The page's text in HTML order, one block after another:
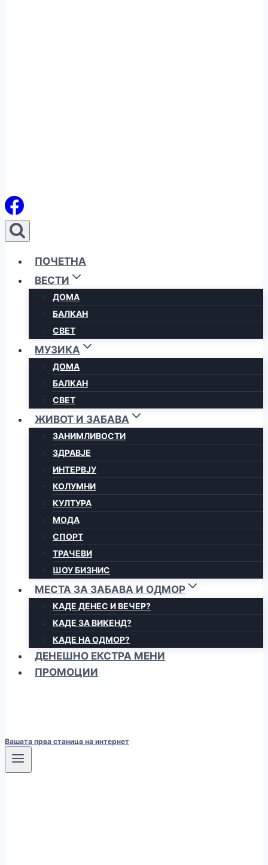
ПОЧЕТНА
ВЕСТИ
ДОМА
БАЛКАН
СВЕТ
МУЗИКА
ДОМА
БАЛКАН
СВЕТ
ЖИВОТ И ЗАБАВА
ЗАНИМЛИВОСТИ
ЗДРАВЈЕ
ИНТЕРВЈУ
КОЛУМНИ
КУЛТУРА
МОДА
СПОРТ
ТРАЧЕВИ
ШОУ БИЗНИС
МЕСТА ЗА ЗАБАВА И ОДМОР
КАДЕ ДЕНЕС И ВЕЧЕР?
КАДЕ ЗА ВИКЕНД?
КАДЕ НА ОДМОР?
ДЕНЕШНО ЕКСТРА МЕНИ
ПРОМОЦИИ
Вашата прва станица на интернет